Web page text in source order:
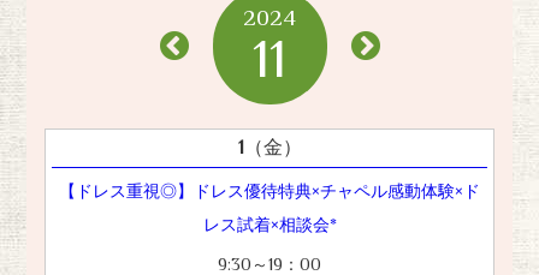
2024
11
1 （金）
【ドレス重視◎】ドレス優待特典×チャペル感動体験×ド
レス試着×相談会*
9:30～19：00